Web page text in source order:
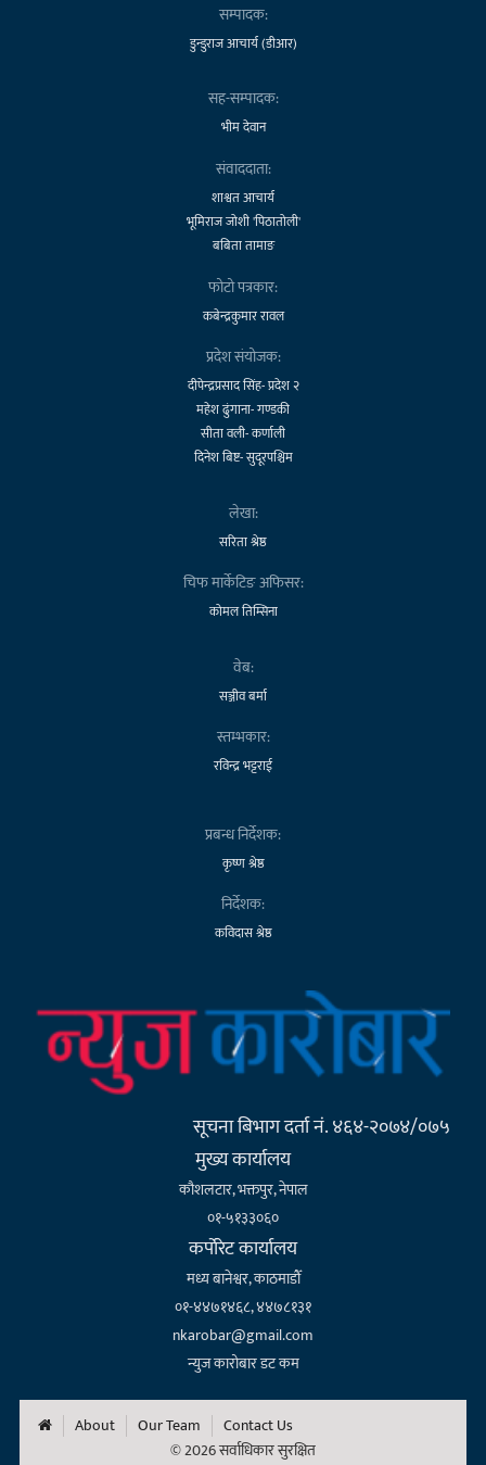
सम्पादक:
डुन्डुराज आचार्य (डीआर)
सह-सम्पादक:
भीम देवान
संवाददाता:
शाश्वत आचार्य
भूमिराज जोशी 'पिठातोली'
बबिता तामाङ
फोटो पत्रकार:
कबेन्द्रकुमार रावल
प्रदेश संयोजक:
दीपेन्द्रप्रसाद सिंह- प्रदेश २
महेश ढुंगाना- गण्डकी
सीता वली- कर्णाली
दिनेश बिष्ट- सुदूरपश्चिम
लेखा:
सरिता श्रेष्ठ
चिफ मार्केटिङ अफिसर:
कोमल तिम्सिना
वेब:
सञ्जीव बर्मा
स्तम्भकार:
रविन्द्र भट्टराई
प्रबन्ध निर्देशक:
कृष्ण श्रेष्ठ
निर्देशक:
कविदास श्रेष्ठ
सूचना बिभाग दर्ता नं. ४६४-२०७४/०७५
मुख्य कार्यालय
कौशलटार, भक्तपुर, नेपाल
०१-५१३३०६०
कर्पाेरेट कार्यालय
मध्य बानेश्वर, काठमाडौँ
०१-४४७१४६८, ४४७८१३१
nkarobar@gmail.com
न्युज कारोबार डट कम
About Our Team
Contact Us
© 2026 सर्वाधिकार सुरक्षित